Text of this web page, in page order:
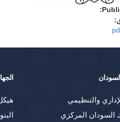
والتنظيمي
السودان المركزي